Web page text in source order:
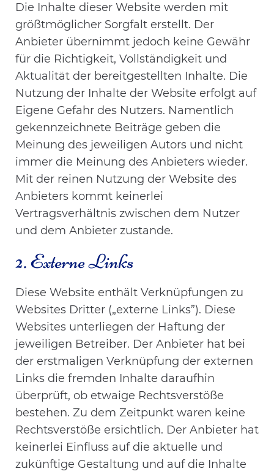
Die Inhalte dieser Website werden mit
größtmöglicher Sorgfalt erstellt. Der
Anbieter übernimmt jedoch keine Gewähr
für die Richtigkeit, Vollständigkeit und
Aktualität der bereitgestellten Inhalte. Die
Nutzung der Inhalte der Website erfolgt auf
Eigene Gefahr des Nutzers. Namentlich
gekennzeichnete Beiträge geben die
Meinung des jeweiligen Autors und nicht
immer die Meinung des Anbieters wieder.
Mit der reinen Nutzung der Website des
Anbieters kommt keinerlei
Vertragsverhältnis zwischen dem Nutzer
und dem Anbieter zustande.
2. Externe Links
Diese Website enthält Verknüpfungen zu
Websites Dritter („externe Links”). Diese
Websites unterliegen der Haftung der
jeweiligen Betreiber. Der Anbieter hat bei
der erstmaligen Verknüpfung der externen
Links die fremden Inhalte daraufhin
überprüft, ob etwaige Rechtsverstöße
bestehen. Zu dem Zeitpunkt waren keine
Rechtsverstöße ersichtlich. Der Anbieter hat
keinerlei Einfluss auf die aktuelle und
zukünftige Gestaltung und auf die Inhalte